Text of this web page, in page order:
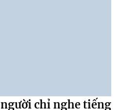
chỉ nghe tiếng